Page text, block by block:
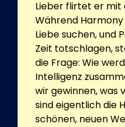
Lieber flirtet er
Während
Liebe suchen, und
Zeit totschlagen,
die Frage: Wie
Intelligenz
wir gewinnen, was
sind eigentlich die
schönen, neuen